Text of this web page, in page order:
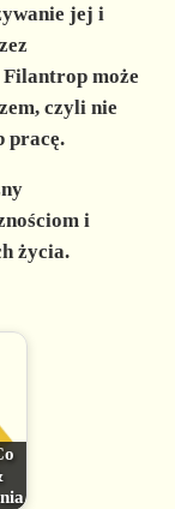
jej i
Filantrop może
czyli nie
pracę.
i
życia.